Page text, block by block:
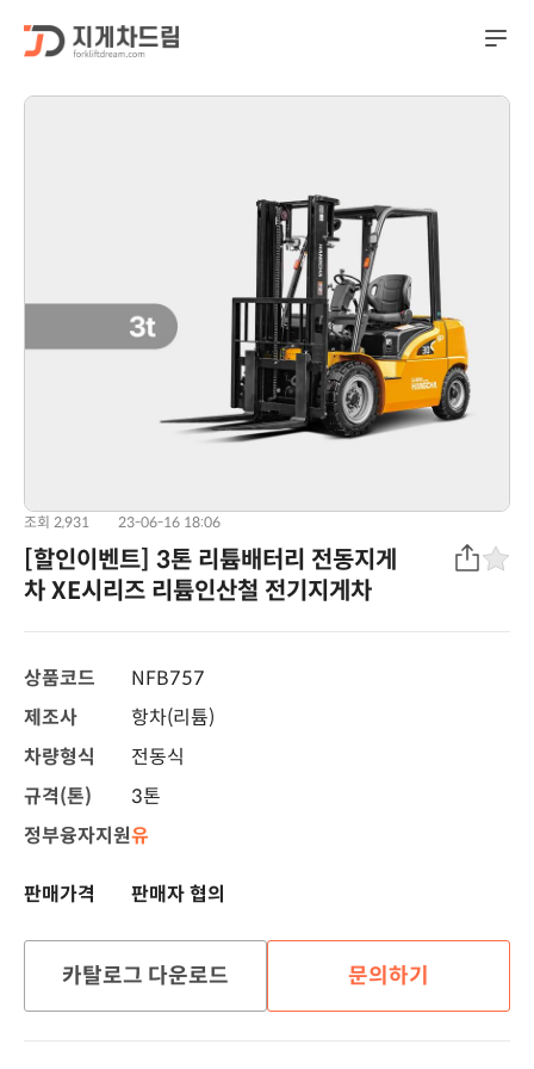
조회 2,931 23-06-16 18:06
[할인이벤트] 3톤 리튬배터리 전동지게
차 XE시리즈 리튬인산철 전기지게차
상품코드
NFB757
제조사
항차(리튬)
차량형식
전동식
규격(톤)
3톤
정부융자지원유
판매가격 판매자 협의
카탈로그 다운로드 문의하기